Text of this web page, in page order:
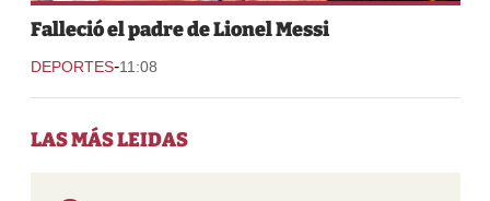
Falleció el padre de Lionel Messi
DEPORTES-11:08
LAS MÁS LEIDAS